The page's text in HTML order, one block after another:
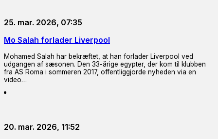
25. mar. 2026, 07:35
Mo Salah forlader Liverpool
Mohamed Salah har bekræftet, at han forlader Liverpool ved
udgangen af sæsonen. Den 33-årige egypter, der kom til klubben
fra AS Roma i sommeren 2017, offentliggjorde nyheden via en
video…
20. mar. 2026, 11:52